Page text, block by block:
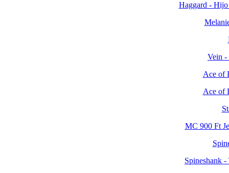
Haggard -
Vein -
Ace of
Ace of
MC 900 Ft
Spineshank